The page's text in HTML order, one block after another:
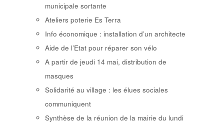
municipale sortante
Ateliers poterie Es Terra
Info économique : installation d’un architecte
Aide de l’Etat pour réparer son vélo
A partir de jeudi 14 mai, distribution de
masques
Solidarité au village : les élues sociales
communiquent
Synthèse de la réunion de la mairie du lundi